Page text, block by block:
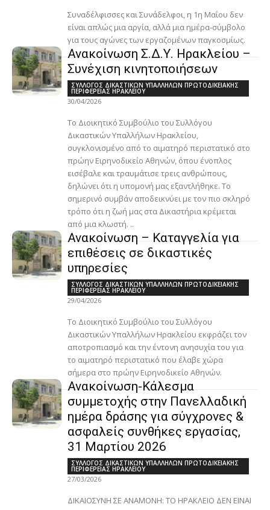
Συναδέλφισσες και Συνάδελφοι, η 1η Μαΐου δεν
είναι απλώς μια αργία, αλλά μια ημέρα-σύμβολο
για τους αγώνες των εργαζομένων παγκοσμίως.
Ανακοίνωση Σ.Δ.Υ. Ηρακλείου –
Συνέχιση κινητοποιήσεων
ΣΥΛΛΟΓΟΣ ΔΙΚΑΣΤΙΚΩΝ ΥΠΑΛΛΗΛΩΝ ΠΡΩΤΟΔΙΚΕΙΑΚΗΣ
ΠΕΡΙΦΕΡΕΙΑΣ ΗΡΑΚΛΕΙΟΥ
30/04/2026
Το Διοικητικό Συμβούλιο του Συλλόγου
Δικαστικών Υπαλλήλων Ηρακλείου,
συγκλονισμένο από το αιματηρό περιστατικό στο
πρώην Ειρηνοδικείο Αθηνών, όπου ένοπλος
εισέβαλε και τραυμάτισε τρεις ανθρώπους,
δηλώνει ότι η υπομονή μας εξαντλήθηκε. Το
σημερινό συμβάν αποδεικνύει με τον πιο σκληρό
τρόπο ότι η ζωή μας στα Δικαστήρια κρέμεται
από μια κλωστή. ..
Ανακοίνωση – Καταγγελία για
επιθέσεις σε δικαστικές
υπηρεσίες
ΣΥΛΛΟΓΟΣ ΔΙΚΑΣΤΙΚΩΝ ΥΠΑΛΛΗΛΩΝ ΠΡΩΤΟΔΙΚΕΙΑΚΗΣ
ΠΕΡΙΦΕΡΕΙΑΣ ΗΡΑΚΛΕΙΟΥ
29/04/2026
Το Διοικητικό Συμβούλιο του Συλλόγου
Δικαστικών Υπαλλήλων Ηρακλείου εκφράζει τον
αποτροπιασμό και την έντονη ανησυχία του για
το αιματηρό περιστατικό που έλαβε χώρα
σήμερα στο πρώην Ειρηνοδικείο Αθηνών.
Ανακοίνωση-Κάλεσμα
συμμετοχής στην Πανελλαδική
ημέρα δράσης για σύγχρονες &
ασφαλείς συνθήκες εργασίας,
31 Μαρτίου 2026
ΣΥΛΛΟΓΟΣ ΔΙΚΑΣΤΙΚΩΝ ΥΠΑΛΛΗΛΩΝ ΠΡΩΤΟΔΙΚΕΙΑΚΗΣ
ΠΕΡΙΦΕΡΕΙΑΣ ΗΡΑΚΛΕΙΟΥ
27/03/2026
ΔΙΚΑΙΟΣΥΝΗ ΣΕ ΑΝΑΜΟΝΗ: ΤΟ ΗΡΑΚΛΕΙΟ ΔΕΝ ΕΙΝΑΙ